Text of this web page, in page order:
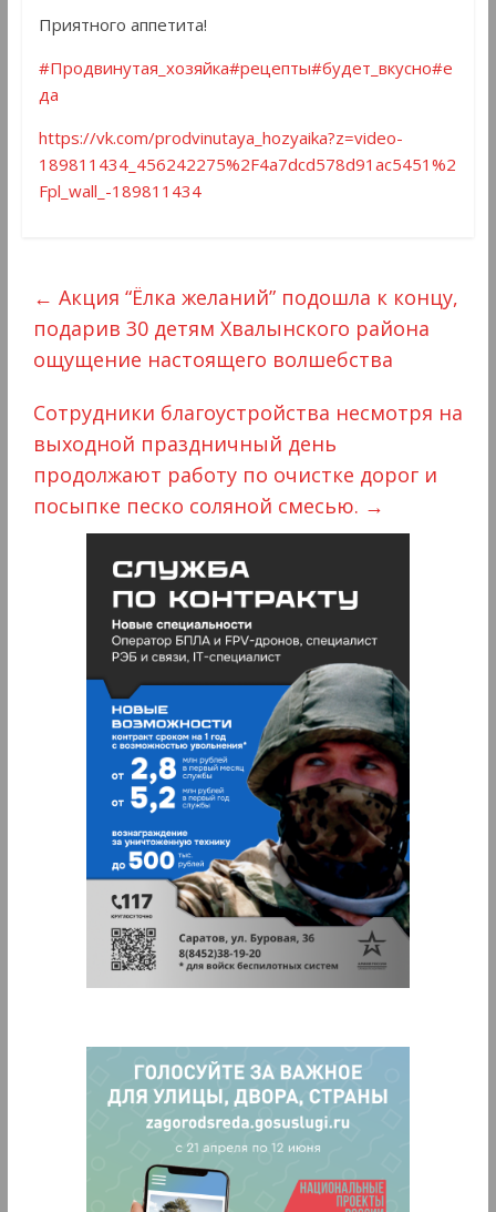
Приятного аппетита!
#Продвинутая_хозяйка#рецепты#будет_вкусно#е
да
https://vk.com/prodvinutaya_hozyaika?z=video-
189811434_456242275%2F4a7dcd578d91ac5451%2
Fpl_wall_-189811434
← Акция “Ëлка желаний” подошла к концу,
подарив 30 детям Хвалынского района
ощущение настоящего волшебства
Сотрудники благоустройства несмотря на
выходной праздничный день
продолжают работу по очистке дорог и
посыпке песко соляной смесью. →